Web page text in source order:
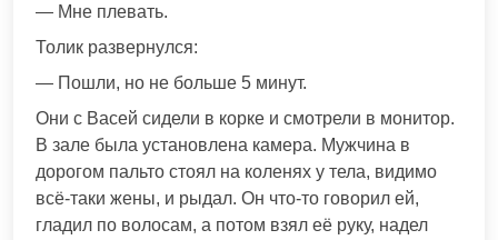
— Мне плевать.
Толик развернулся:
— Пошли, но не больше 5 минут.
Они с Васей сидели в корке и смотрели в монитор.
В зале была установлена камера. Мужчина в
дорогом пальто стоял на коленях у тела, видимо
всё-таки жены, и рыдал. Он что-то говорил ей,
гладил по волосам, а потом взял её руку, надел